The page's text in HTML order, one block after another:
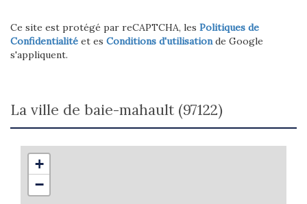
Ce site est protégé par reCAPTCHA, les Politiques de
Confidentialité et es Conditions d'utilisationde Google
s'appliquent.
la ville de baie-mahault (97122)
+
−